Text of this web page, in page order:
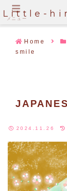
Little-
Home
smile
2024.11.26
メニュー